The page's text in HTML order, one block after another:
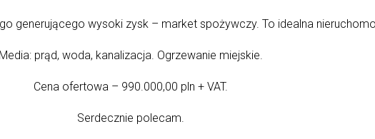
generującego wysoki zysk – market spożywczy. To idealna
Media: prąd, woda, kanalizacja. Ogrzewanie miejskie.
Cena ofertowa – 990.000,00 pln + VAT.
Serdecznie polecam.